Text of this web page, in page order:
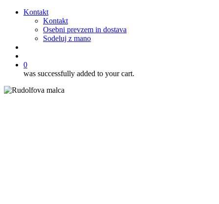
Kontakt
Kontakt
Osebni prevzem in dostava
Sodeluj z mano
0
was successfully added to your cart.